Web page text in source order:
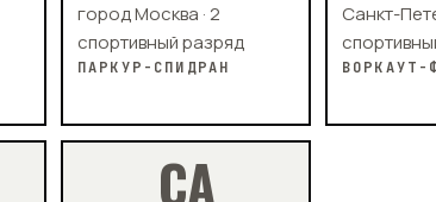
город Москва · 2
спортивный разряд
ПАРКУР-СПИДРАН
Санкт-
ВОРКАУТ-
СА